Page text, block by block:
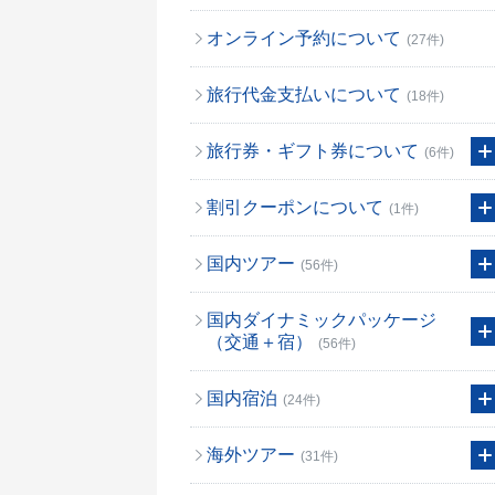
オンライン予約について (27件)
旅行代金支払いについて (18件)
旅行券・ギフト券について (6件)
割引クーポンについて (1件)
国内ツアー (56件)
国内ダイナミックパッケージ
（交通＋宿）
(56件)
国内宿泊 (24件)
海外ツアー (31件)